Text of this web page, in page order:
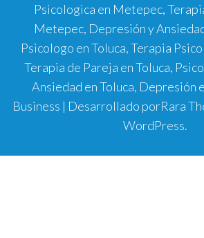
Psicologica en Metepec,
Metepec, Depresión y
Psicologo en Toluca, Terapia
Terapia de Pareja en Toluca,
Ansiedad en Toluca, Depresión
Business | Desarrollado porRara
WordPress.